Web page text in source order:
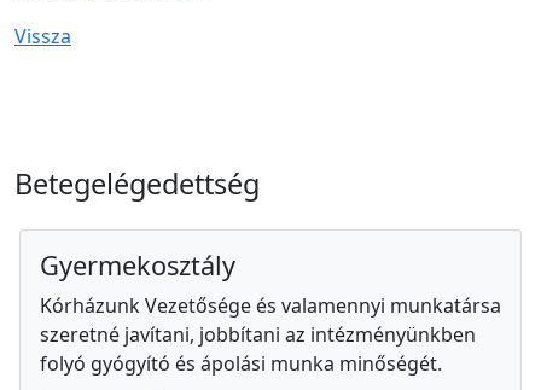
Vissza
Betegelégedettség
Gyermekosztály
Kórházunk Vezetősége és valamennyi munkatársa
szeretné javítani, jobbítani az intézményünkben
folyó gyógyító és ápolási munka minőségét.